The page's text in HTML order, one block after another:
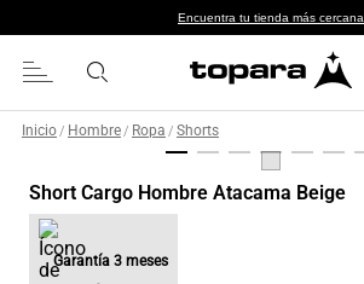
Encuentra tu tienda más cercana
Inicio / Hombre / Ropa / Shorts
Short Cargo Hombre Atacama Beige
Garantía 3 meses